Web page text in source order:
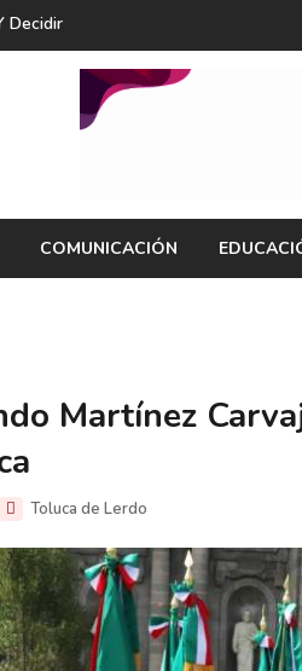
Decidir
COMUNICACIÓN
Martínez
Toluca de Lerdo